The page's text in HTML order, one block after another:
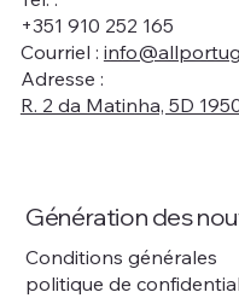
+351 910 252 165
Courriel :
Adresse :
R. 2 da Matinha, 5D
Génération des
Conditions générales
politique de